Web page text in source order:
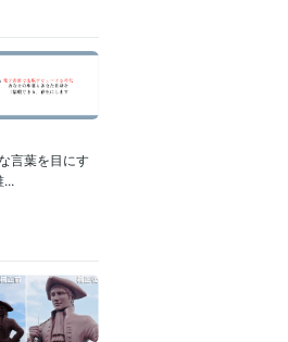
言葉を目にす